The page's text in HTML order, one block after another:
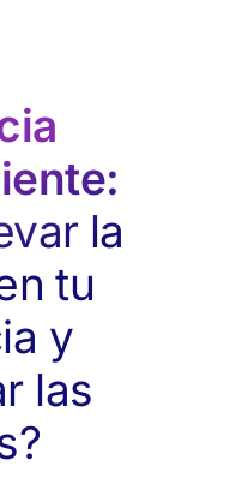
la
tu
y
las